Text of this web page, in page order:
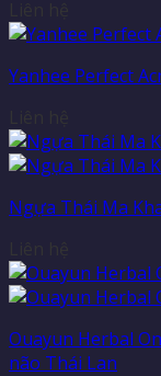
Yanhee Perfect
Ngựa Thái Ma
Ouayun Herbal
não Thái Lan